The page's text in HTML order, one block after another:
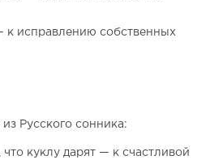
к исправлению собственных
Русского сонника:
куклу дарят — к счастливой